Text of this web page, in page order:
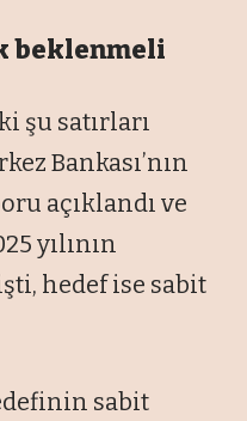
beklenmeli
şu satırları
Bankası’nın
açıklandı ve
yılının
hedef ise sabit
sabit